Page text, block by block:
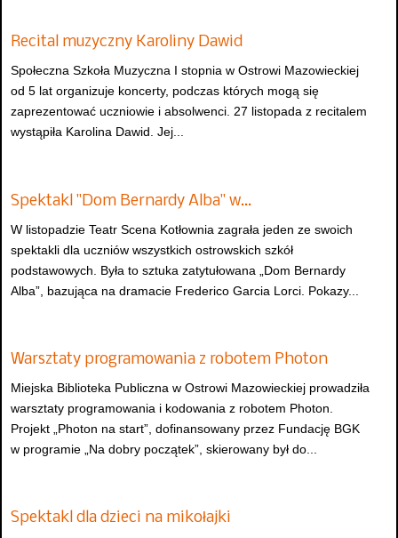
Recital muzyczny Karoliny Dawid
Społeczna Szkoła Muzyczna I stopnia w Ostrowi Mazowieckiej
od 5 lat organizuje koncerty, podczas których mogą się
zaprezentować uczniowie i absolwenci. 27 listopada z recitalem
wystąpiła Karolina Dawid. Jej...
Spektakl "Dom Bernardy Alba" w…
W listopadzie Teatr Scena Kotłownia zagrała jeden ze swoich
spektakli dla uczniów wszystkich ostrowskich szkół
podstawowych. Była to sztuka zatytułowana „Dom Bernardy
Alba”, bazująca na dramacie Frederico Garcia Lorci. Pokazy...
Warsztaty programowania z robotem Photon
Miejska Biblioteka Publiczna w Ostrowi Mazowieckiej prowadziła
warsztaty programowania i kodowania z robotem Photon.
Projekt „Photon na start”, dofinansowany przez Fundację BGK
w programie „Na dobry początek”, skierowany był do...
Spektakl dla dzieci na mikołajki